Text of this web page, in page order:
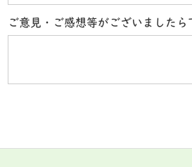
ご意見・ご感想等がございましたら